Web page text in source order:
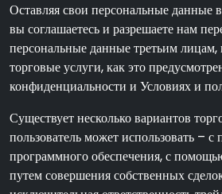
Оставляя свои персональные данные
вы соглашаетесь и разрешаете нам
персональные данные третьим
торговые услуги, как это
конфиденциальности и Условиях и
Существует несколько вариантов
пользователь может использовать –
программного обеспечения, с
путем совершения собственных